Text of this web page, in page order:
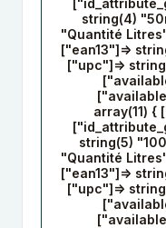
string(4)
"Quantité
["ean13"]=>
["upc"]=>
array(11) {
string(5)
"Quantité
["ean13"]=>
["upc"]=>